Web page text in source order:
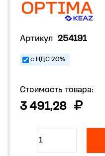
Артикул 254191
с НДС 20%
Стоимость товара:
3 491,28